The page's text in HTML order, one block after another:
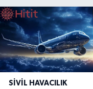
SIVIL HAVACILIK